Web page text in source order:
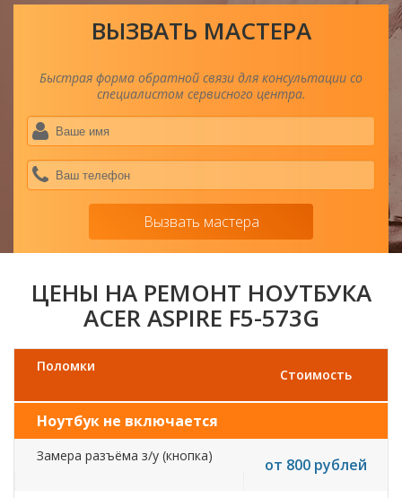
ВЫЗВАТЬ МАСТЕРА
Быстрая форма обратной связи для консультации со
специалистом сервисного центра.
Вызвать мастера
ЦЕНЫ НА РЕМОНТ НОУТБУКА
ACER ASPIRE F5-573G
Поломки
Стоимость
Ноутбук не включается
Замера разъёма з/у (кнопка) от 800 рублей